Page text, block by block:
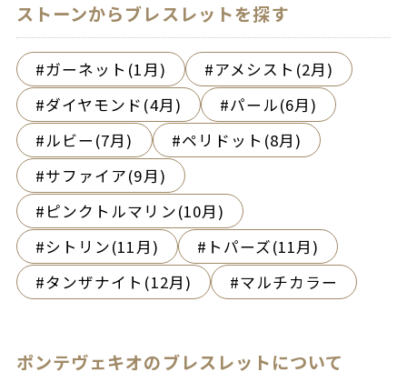
ストーンからブレスレットを探す
ガーネット(1月)
アメシスト(2月)
ダイヤモンド(4月)
パール(6月)
ルビー(7月)
ペリドット(8月)
サファイア(9月)
ピンクトルマリン(10月)
シトリン(11月)
トパーズ(11月)
タンザナイト(12月)
マルチカラー
ポンテヴェキオのブレスレットについて